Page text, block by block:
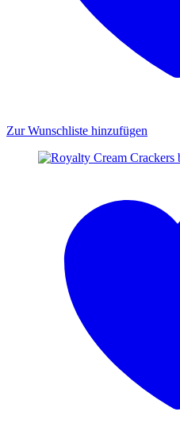
Zur Wunschliste hinzufügen